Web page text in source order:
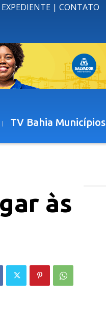
EXPEDIENTE | CONTATO
TV Bahia Municípios
às